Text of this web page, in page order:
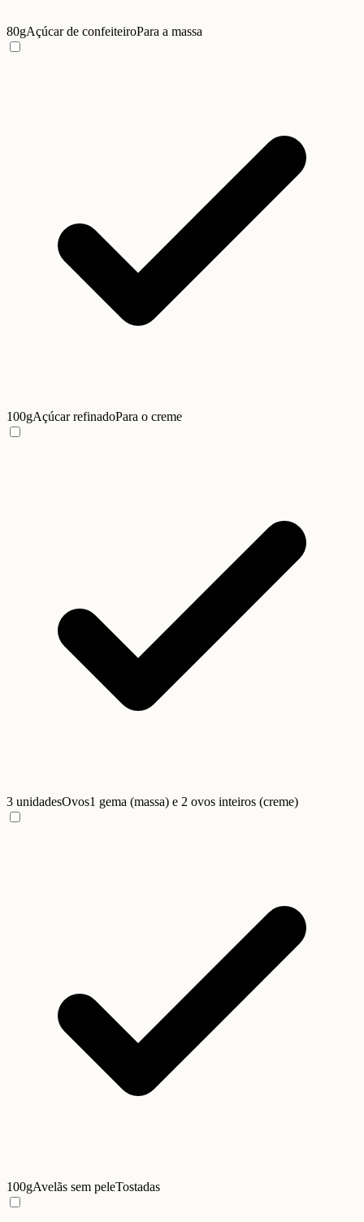
80gAçúcar de confeiteiroPara a massa
100gAçúcar refinadoPara o creme
3 unidadesOvos1 gema (massa) e 2 ovos inteiros (creme)
100gAvelãs sem peleTostadas